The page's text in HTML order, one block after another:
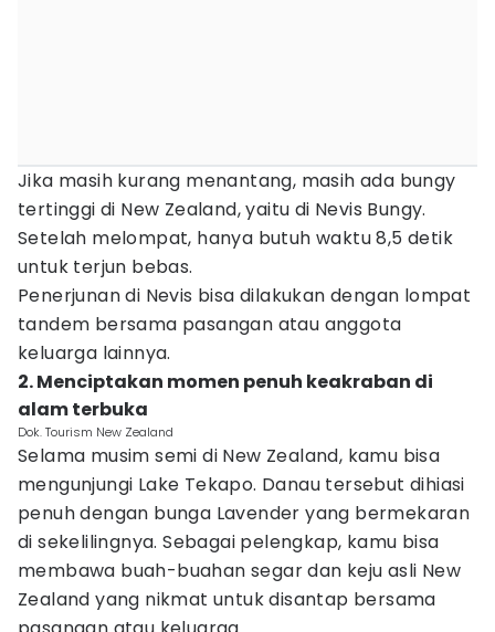
Jika masih kurang menantang, masih ada bungy
tertinggi di New Zealand, yaitu di Nevis Bungy.
Setelah melompat, hanya butuh waktu 8,5 detik
untuk terjun bebas.
Penerjunan di Nevis bisa dilakukan dengan lompat
tandem bersama pasangan atau anggota
keluarga lainnya.
2. Menciptakan momen penuh keakraban di
alam terbuka
Dok. Tourism New Zealand
Selama musim semi di New Zealand, kamu bisa
mengunjungi Lake Tekapo. Danau tersebut dihiasi
penuh dengan bunga Lavender yang bermekaran
di sekelilingnya. Sebagai pelengkap, kamu bisa
membawa buah-buahan segar dan keju asli New
Zealand yang nikmat untuk disantap bersama